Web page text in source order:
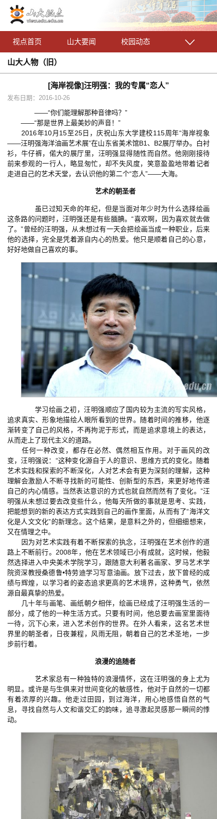
视点首页 山大要闻 校园动态
山大人物（旧）
[海岸视像]汪明强：我的专属“恋人”
发布日期：2016-10-26
——“你们能理解那种音律吗？”
——“那是世界上最美妙的声音！”
2016年10月15至25日，庆祝山东大学建校115周年“海岸视象
——汪明强海洋油画艺术展”在山东省美术馆B1、B2展厅举办。白衬
衫，牛仔裤，偌大的展厅里，汪明强显得随性而自然。他刚刚接待
前来参观的一行人，略显匆忙，却不失风度，笑意盈盈地带着记者
走进自己的艺术天堂，去认识他的第二个“恋人”——大海。
艺术的朝圣者
虽已过知天命的年纪，但是当面对年少时为什么选择绘画
这条路的问题时，汪明强还是有些腼腆。“喜欢啊，因为喜欢就去做
了。”曾经的汪明强，从未想过有一天会把绘画当成一种职业，后来
他的选择，完全是凭着源自内心的热爱。他只是顺着自己的心意，
好好地做自己喜欢的事。
学习绘画之初，汪明强顺应了国内较为主流的写实风格，
追求真实、形象地描绘人眼所看到的世界。随着时间的推移，他逐
渐转变了自己的风格，不再拘泥于形式，而是追求意境上的表达，
从而走上了现代主义的道路。
任何一种改变，都存在必然、偶然相互作用。对于画风的改
变，汪明强说：“这种变化源自于人的意识、思维方式的变化。随着
艺术实践和探索的不断深化，人对艺术会有更为深刻的理解，这种
理解会激励人不断寻找新的可能性、创新型的东西，来更好地传递
自己的内心情感。当然表达意识的方式也就自然而然有了变化。”汪
明强从未想过要去改变些什么，他每天所做的事就是思考、实践，
把能想到的新的表达方式实践到自己的画作里面，从而有了“海洋文
化是人文文化”的新理念。这个结果，是意料之外的，但细细想来，
又在情理之中。
因为对艺术实践有着不断探索的执念，汪明强在艺术创作的道
路上不断前行。2008年，他在艺术领域已小有成就，这时候，他毅
然选择进入中央美术学院学习，跟随意大利著名画家、罗马艺术学
院资深教授桑德鲁•特劳迪学习写意油画。放下过去，放下曾经的成
绩与辉煌，以学习者的姿态追求更高的艺术境界，这种勇气，依然
源自最真挚的热爱。
几十年与画笔、画纸朝夕相伴，绘画已经成了汪明强生活的一
部分，成了他的一种生活方式。只要有时间，他总要去画室里面待
一待，沉下心来，进入艺术创作的世界。在外人看来，这名艺术世
界里的朝圣者，日夜兼程，风雨无阻，朝着自己的艺术圣地，一步
步前行着。
浪漫的追随者
艺术家总有一种独特的浪漫情怀，这在汪明强的身上尤为
明显。或许是与生俱来对世间变化的敏感性，他对于自然的一切都
有着浓厚的兴趣。他走过田园，到过海洋，用心地感悟自然的气
息，寻找自然与人文和谐交汇的韵味，追寻激起灵感那一瞬间的悸
动。